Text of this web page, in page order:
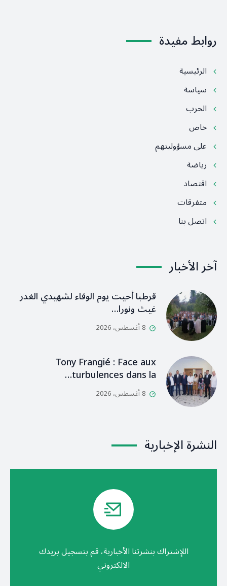
روابط مفيدة
الرئيسية
سياسة
الحرب
خاص
على مسؤوليتهم
رياضة
اقتصاد
متفرقات
اتصل بنا
آخر الأخبار
قرطبا أحيت يوم الوفاء لشهيدي الغدر
غيث ونورا…
8 أغسطس، 2026
Tony Frangié : Face aux
turbulences dans la…
8 أغسطس، 2026
النشرة الإخبارية
اللإشتراك بنشرتنا الأخبارية، قم بتسجيل بريدك
الالكتروني